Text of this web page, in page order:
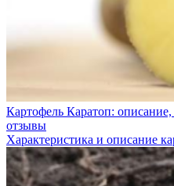
Картофель Каратоп:
отзывы
Характеристика и описание